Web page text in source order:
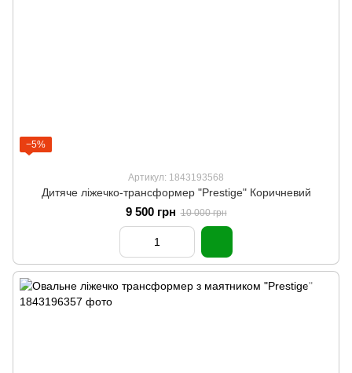
−5%
Артикул: 1843193568
Дитяче ліжечко-трансформер "Prestige" Коричневий
9 500 грн 10 000 грн